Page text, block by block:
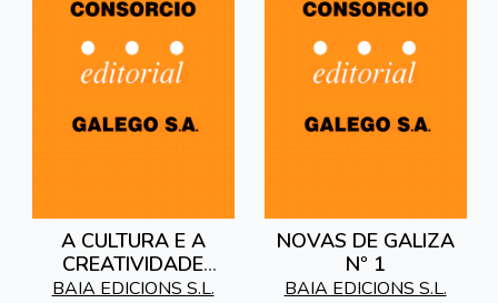
A CULTURA E A
CREATIVIDADE
GALEGAS DE CARA
BAIA EDICIONS S.L.
NOVAS DE GALIZA
Nº 1
BAIA EDICIONS S.L.